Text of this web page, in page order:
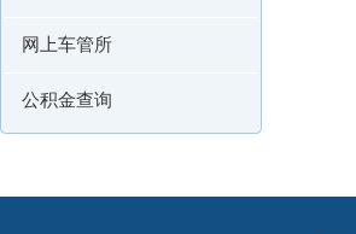
网上车管所
公积金查询